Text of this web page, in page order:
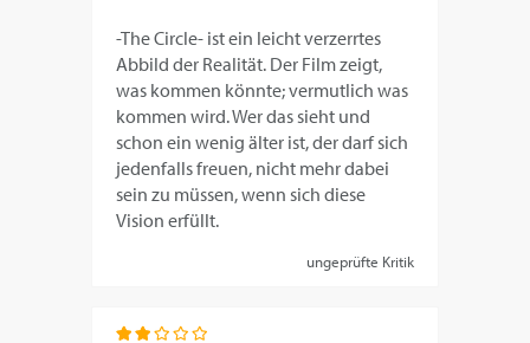
-The Circle- ist ein leicht verzerrtes
Abbild der Realität. Der Film zeigt,
was kommen könnte; vermutlich was
kommen wird. Wer das sieht und
schon ein wenig älter ist, der darf sich
jedenfalls freuen, nicht mehr dabei
sein zu müssen, wenn sich diese
Vision erfüllt.
ungeprüfte Kritik